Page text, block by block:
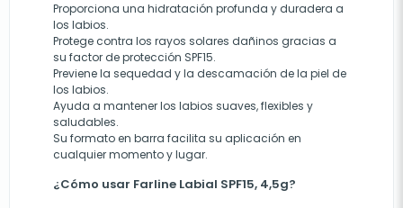
Proporciona una hidratación profunda y duradera a
los labios.
Protege contra los rayos solares dañinos gracias a
su factor de protección SPF15.
Previene la sequedad y la descamación de la piel de
los labios.
Ayuda a mantener los labios suaves, flexibles y
saludables.
Su formato en barra facilita su aplicación en
cualquier momento y lugar.
¿Cómo usar Farline Labial SPF15, 4,5g?